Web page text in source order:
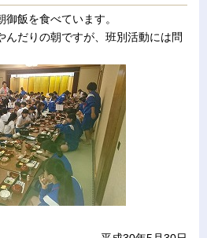
飯を食べています。
んだりの朝ですが、班別活動には問